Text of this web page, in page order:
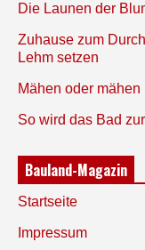
Die Launen der
Zuhause zum
Lehm setzen
Mähen oder mähen
So wird das Bad
Bauland-Magazin
Startseite
Impressum